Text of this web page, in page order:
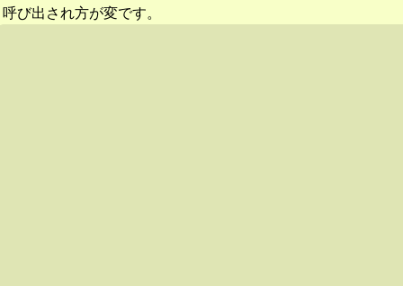
呼び出され方が変です。